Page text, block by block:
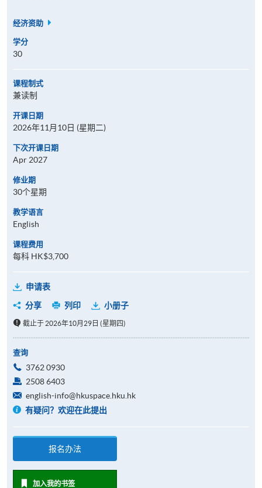
经济资助
学分
30
课程制式
兼读制
开课日期
2026年11月10日 (星期二)
下次开课日期
Apr 2027
修业期
30个星期
教学语言
English
课程费用
每科 HK$3,700
申请表
分享
列印 小册子
截止于 2026年10月29日 (星期四)
查询
3762 0930
2508 6403
english-info@hkuspace.hku.hk
有疑问？欢迎在此提出
报名办法
加入我的书签